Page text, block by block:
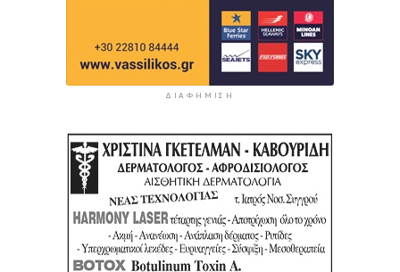
ΔΙΑΦΉΜΙΣΗ